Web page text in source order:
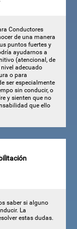
Conductores
de una manera
puntos fuertes y
ayudarnos a
(atencional, de
adecuado
o para
ser especialmente
sin conducir, o
y sienten que no
que ello
saber si alguno
La
estas dudas.